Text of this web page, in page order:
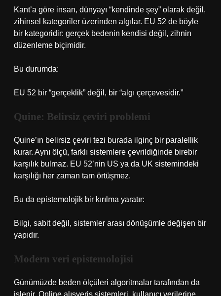
Kant’a göre insan, dünyayı “kendinde şey” olarak değil,
zihinsel kategoriler üzerinden algılar. EU 52 de böyle
bir kategoridir: gerçek bedenin kendisi değil, zihnin
düzenleme biçimidir.
Bu durumda:
EU 52 bir “gerçeklik” değil, bir “algı çerçevesidir.”
Quine: Belirsiz çeviri problemi
Quine’ın belirsiz çeviri tezi burada ilginç bir paralellik
kurar. Aynı ölçü, farklı sistemlere çevrildiğinde birebir
karşılık bulmaz. EU 52’nin US ya da UK sistemindeki
karşılığı her zaman tam örtüşmez.
Bu da epistemolojik bir kırılma yaratır:
Bilgi, sabit değil, sistemler arası dönüşümle değişen bir
yapıdır.
Modern veri epistemolojisi
Günümüzde beden ölçüleri algoritmalar tarafından da
işlenir. Online alışveriş sistemleri, kullanıcı verilerine